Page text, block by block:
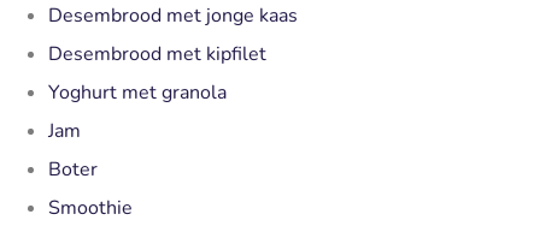
Desembrood met jonge kaas
Desembrood met kipfilet
Yoghurt met granola
Jam
Boter
Smoothie